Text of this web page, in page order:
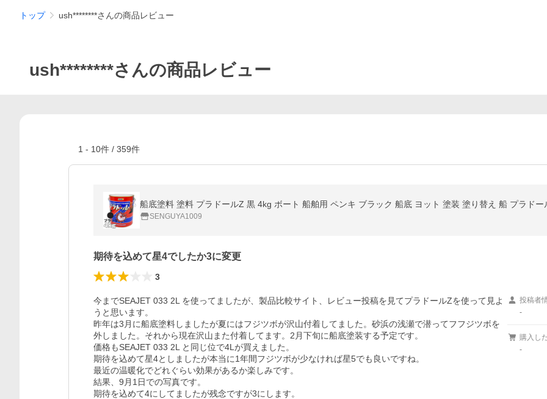
トップ ush********さんの商品レビュー
ush********さんの商品レビュー
1 - 10件 / 359件
SENGUYA1009
期待を込めて星4でしたか3に変更
3
今までSEAJET 033 2L を使ってましたが、製品比較サイト、レビュー投稿を見てプラドールZを使って見よ
うと思います。
昨年は3月に船底塗料しましたが夏にはフジツボが沢山付着してました。砂浜の浅瀬で潜ってフフジツボを
外しました。それから現在沢山また付着してます。2月下旬に船底塗装する予定です。
価格もSEAJET 033 2L と同じ位で4Lが買えました。
期待を込めて星4としましたが本当に1年間フジツボが少なければ星5でも良いですね。
最近の温暖化でどれぐらい効果があるか楽しみです。
結果、9月1日での写真です。
期待を込めて4にしてましたが残念ですが3にします。
投稿者
-
購入し
-